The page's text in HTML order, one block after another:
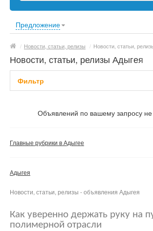
Предложение
/ Новости, статьи, релизы / Новости, статьи,
Новости, статьи, релизы Адыгея
Фильтр
Частные
Объявлений по вашему запросу
Главные рубрики в Адыгее
Адыгея
Новости, статьи, релизы - объявления Адыгея
Как уверенно держать руку на
полимерной отрасли